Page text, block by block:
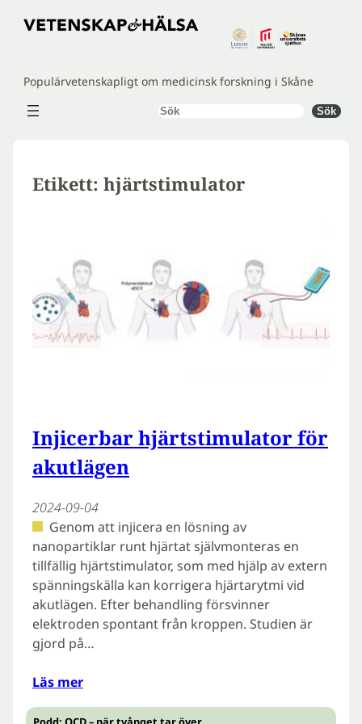
Hoppa
Populärvetenskapligt om medicinsk forskning i Skåne
Sök Sök
Etikett: hjärtstimulator
Injicerbar hjärtstimulator för
akutlägen
2024-09-04
Genom att injicera en lösning av
nanopartiklar runt hjärtat självmonteras en
tillfällig hjärtstimulator, som med hjälp av extern
spänningskälla kan korrigera hjärtarytmi vid
akutlägen. Efter behandling försvinner
elektroden spontant från kroppen. Studien är
gjord på…
Läs mer